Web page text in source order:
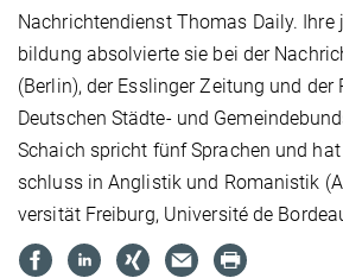
Nach­rich­ten­dienst Tho­mas Dai­ly.
bil­dung ab­sol­vier­te sie bei der
(Ber­lin), der Ess­lin­ger Zei­tung und der
Deut­schen Städ­te- und
Schaich spricht fünf Spra­chen und
schluss in An­glis­tik und Ro­ma­nis­tik
ver­si­tät Frei­burg, Uni­ver­sité de